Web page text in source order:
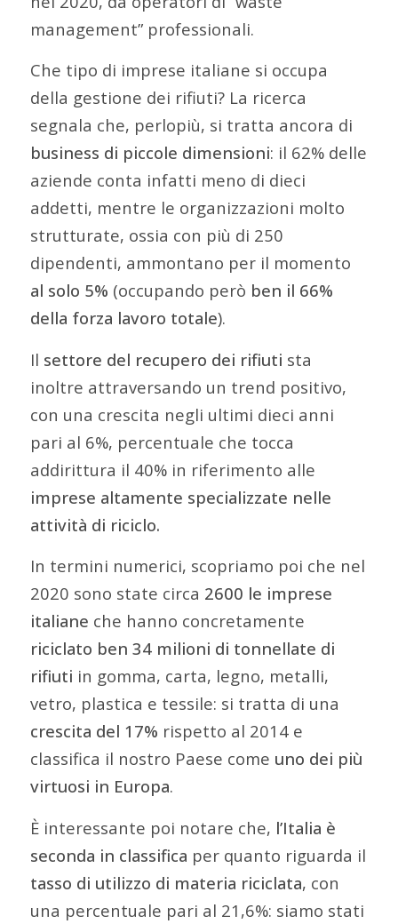
management” professionali.
Che tipo di imprese italiane si occupa
della gestione dei rifiuti? La ricerca
segnala che, perlopiù, si tratta ancora di
business di piccole dimensioni: il 62% delle
aziende conta infatti meno di dieci
addetti, mentre le organizzazioni molto
strutturate, ossia con più di 250
dipendenti, ammontano per il momento
al solo 5% (occupando però ben il 66%
della forza lavoro totale).
Il settore del recupero dei rifiuti sta
inoltre attraversando un trend positivo,
con una crescita negli ultimi dieci anni
pari al 6%, percentuale che tocca
addirittura il 40% in riferimento alle
imprese altamente specializzate nelle
attività di riciclo.
In termini numerici, scopriamo poi che nel
2020 sono state circa 2600 le imprese
italiane che hanno concretamente
riciclato ben 34 milioni di tonnellate di
rifiuti in gomma, carta, legno, metalli,
vetro, plastica e tessile: si tratta di una
crescita del 17% rispetto al 2014 e
classifica il nostro Paese come uno dei più
virtuosi in Europa.
È interessante poi notare che, l’Italia è
seconda in classifica per quanto riguarda il
tasso di utilizzo di materia riciclata, con
una percentuale pari al 21,6%: siamo stati